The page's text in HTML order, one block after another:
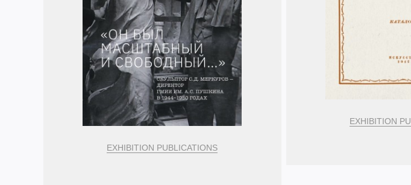
EXHIBITION PUBLICATIONS
EXHIBITION